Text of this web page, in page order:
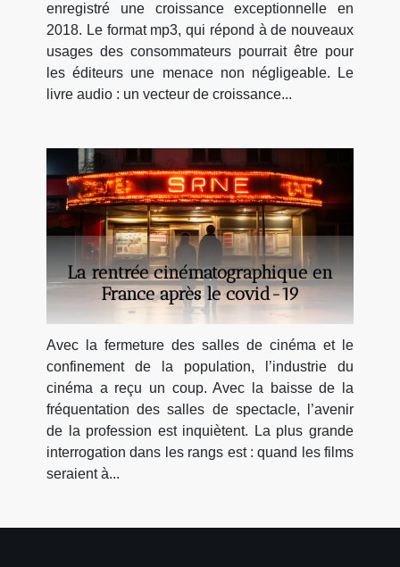
enregistré une croissance exceptionnelle en
2018. Le format mp3, qui répond à de nouveaux
usages des consommateurs pourrait être pour
les éditeurs une menace non négligeable. Le
livre audio : un vecteur de croissance...
La rentrée cinématographique en
France après le covid-19
Avec la fermeture des salles de cinéma et le
confinement de la population, l’industrie du
cinéma a reçu un coup. Avec la baisse de la
fréquentation des salles de spectacle, l’avenir
de la profession est inquiètent. La plus grande
interrogation dans les rangs est : quand les films
seraient à...